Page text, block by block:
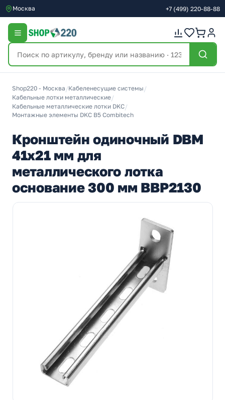
Москва +7 (499) 220-88-88
Shop220 - Москва /Кабеленесущие системы /
Кабельные лотки металлические/
Кабельные металлические лотки DKC/
Монтажные элементы DKC B5 Combitech
Кронштейн одиночный DBM
41х21 мм для
металлического лотка
основание 300 мм BBP2130